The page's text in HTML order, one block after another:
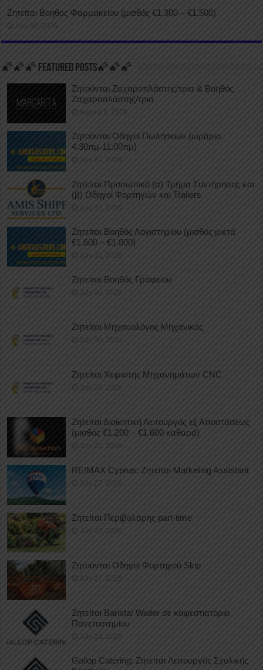
Ζητείται Βοηθός Φαρμακείου (μισθός €1.300 – €1.500)
July 30, 2026
🌠🌠🌠 FEATURED POSTS🌠🌠🌠
Ζητούνται Ζαχαροπλάστης/τρια & Βοηθός
Ζαχαροπλάστης/τρια
August 1, 2026
Ζητούνται Οδηγοί Πωλήσεων (ωράριο
4:30πμ-11:00πμ)
July 31, 2026
Ζητείται Προσωπικό (α) Τμήμα Συντήρησης και
(β) Οδηγοί Φορτηγών και Trailers
July 31, 2026
Ζητείται Βοηθός Λογιστηρίου (μισθός μικτά
€1.600 – €1.800)
July 31, 2026
Ζητείται Βοηθός Γραφείου
July 30, 2026
Ζητείται Μηχανολόγος Μηχανικός
July 30, 2026
Ζητείται Χειριστής Μηχανημάτων CNC
July 29, 2026
Ζητείται Διοικητική Λειτουργός εξ Αποστάσεως
(μισθός €1.200 – €1.600 καθαρά)
July 27, 2026
RE/MAX Cyprus: Ζητείται Marketing Assistant
July 27, 2026
Ζητείται Περιβολάρης part-time
July 27, 2026
Ζητούνται Οδηγοί Φορτηγού Skip
July 27, 2026
Ζητείται Barista/ Waiter σε καφεστιατόριο
Πανεπιστημίου
July 23, 2026
Gallop Catering: Ζητείται Λειτουργός Σχολικής